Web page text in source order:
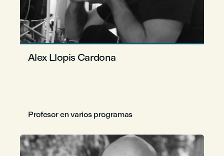
Alex Llopis Cardona
Profesor en varios programas